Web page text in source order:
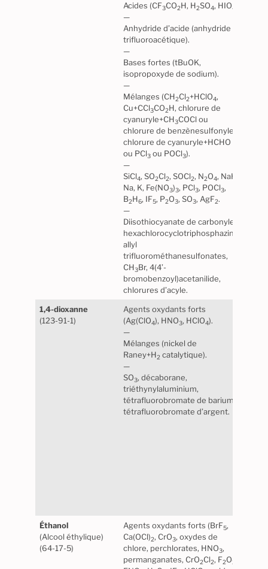
Acides (CF3CO2H, H2SO4, HIO4
—
Anhydride d’acide (anhydride
trifluoroacétique).
—
Bases fortes (tBuOK,
isopropoxyde de sodium).
—
Mélanges (CH2Cl2+HClO4,
Cu+CCl3CO2H, chlorure de
cyanuryle+CH3COCl ou
chlorure de benzènesulfonyle,
chlorure de cyanuryle+HCHO
ou PCl3 ou POCl3).
—
SiCl4, SO2Cl2, SOCl2, N2O4, NaH,
Na, K, Fe(NO3)3, PCl3, POCl3,
B2H6, IF5, P2O3, SO3, AgF2.
—
Diisothiocyanate de carbonyle,
hexachlorocyclotriphosphazine,
allyl
trifluorométhanesulfonates,
CH3Br, 4(4’-
bromobenzoyl)acetanilide,
chlorures d’acyle.
1,4-dioxanne
(123-91-1)
Agents oxydants forts
(Ag(ClO4), HNO3, HClO4).
—
Mélanges (nickel de
Raney+H2 catalytique).
—
SO3, décaborane,
triéthynylaluminium,
tétrafluorobromate de barium,
tétrafluorobromate d’argent.
Éthanol
(Alcool éthylique)
(64-17-5)
Agents oxydants forts (BrF5,
Ca(OCl)2, CrO3, oxydes de
chlore, perchlorates, HNO3,
permanganates, CrO2Cl2, F2O2